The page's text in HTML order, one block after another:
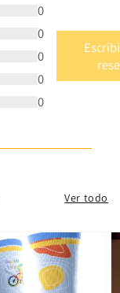
0
0
0
0
0
Ver todo